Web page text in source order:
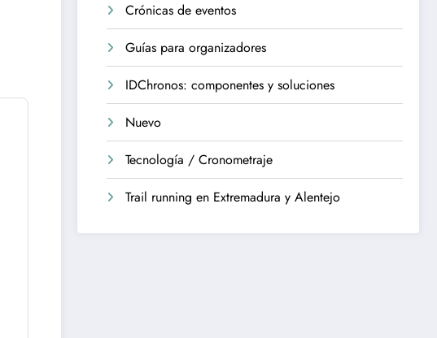
Crónicas de eventos
Guías para organizadores
IDChronos: componentes y soluciones
Nuevo
Tecnología / Cronometraje
Trail running en Extremadura y Alentejo